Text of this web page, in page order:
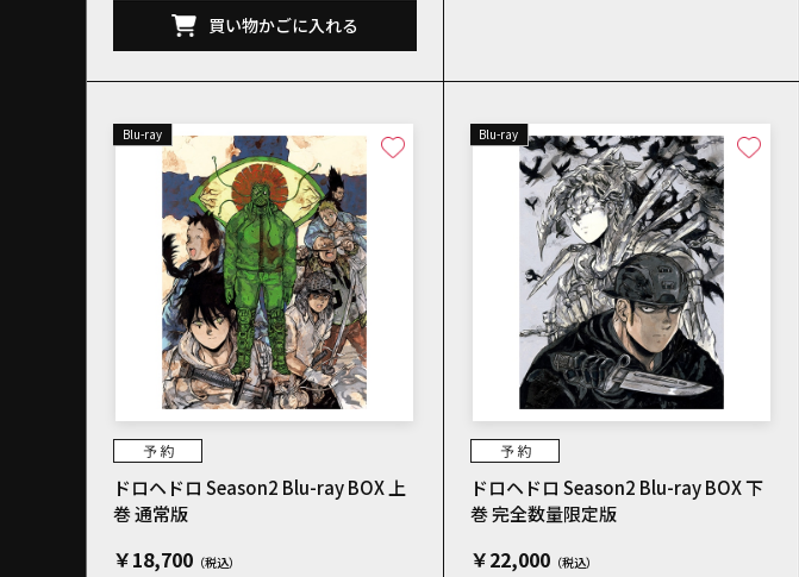
買い物かごに入れる
Blu-ray
ドロヘドロ Season2 Blu-ray BOX 上
巻 通常版
￥18,700
Blu-ray
ドロヘドロ Season2 Blu-ray BOX 下
巻 完全数量限定版
￥22,000